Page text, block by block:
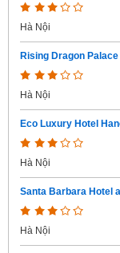
Hà Nội
Rising Dragon Palace
Hà Nội
Eco Luxury Hotel
Hà Nội
Santa Barbara Hotel
Hà Nội